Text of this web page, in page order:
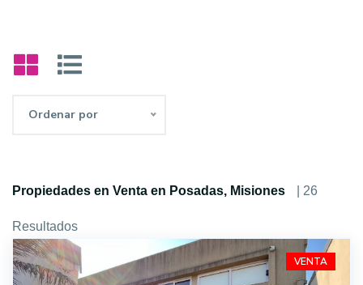
Ordenar por
Propiedades en Venta en Posadas, Misiones | 26
Resultados
VENTA